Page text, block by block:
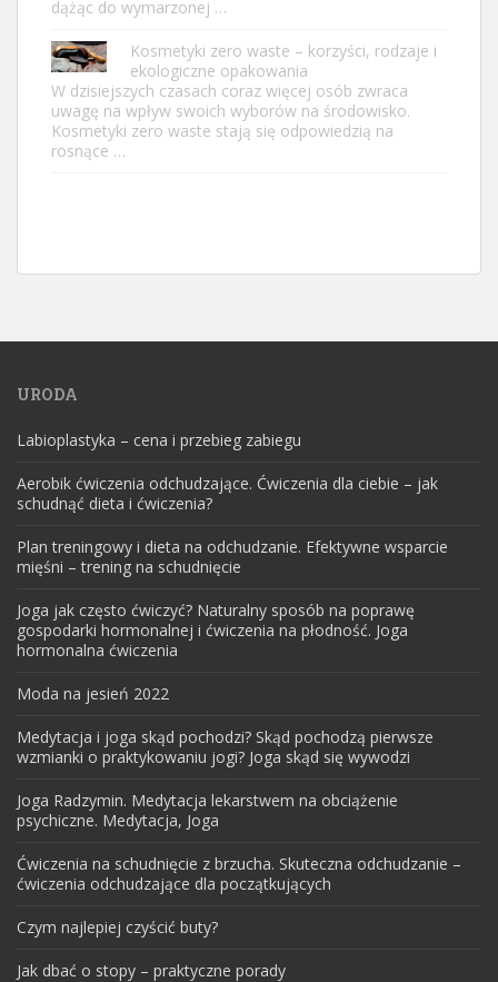
dążąc do wymarzonej …
Kosmetyki zero waste – korzyści, rodzaje i
ekologiczne opakowania
W dzisiejszych czasach coraz więcej osób zwraca
uwagę na wpływ swoich wyborów na środowisko.
Kosmetyki zero waste stają się odpowiedzią na
rosnące …
URODA
Labioplastyka – cena i przebieg zabiegu
Aerobik ćwiczenia odchudzające. Ćwiczenia dla ciebie – jak
schudnąć dieta i ćwiczenia?
Plan treningowy i dieta na odchudzanie. Efektywne wsparcie
mięśni – trening na schudnięcie
Joga jak często ćwiczyć? Naturalny sposób na poprawę
gospodarki hormonalnej i ćwiczenia na płodność. Joga
hormonalna ćwiczenia
Moda na jesień 2022
Medytacja i joga skąd pochodzi? Skąd pochodzą pierwsze
wzmianki o praktykowaniu jogi? Joga skąd się wywodzi
Joga Radzymin. Medytacja lekarstwem na obciążenie
psychiczne. Medytacja, Joga
Ćwiczenia na schudnięcie z brzucha. Skuteczna odchudzanie –
ćwiczenia odchudzające dla początkujących
Czym najlepiej czyścić buty?
Jak dbać o stopy – praktyczne porady